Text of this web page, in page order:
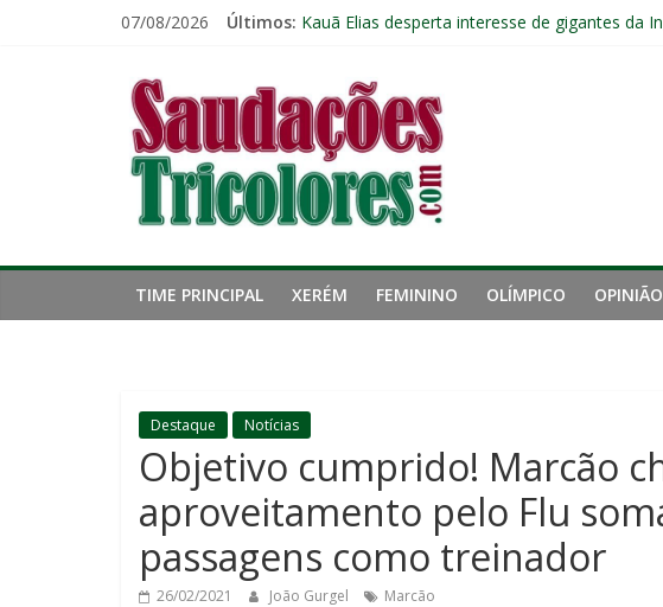
07/08/2026 Últimos: Kauã Elias desperta interesse de gigantes da
Público geral já pode garantir ingresso para
Fluminense renova contrato com Ruan Sales
Saudações
Tricolores
TIME PRINCIPAL XERÉM FEMININO OLÍMPICO OPINIÃO
Destaque Notícias
Objetivo cumprido! Marcão
aproveitamento pelo Flu
passagens como treinador
26/02/2021 João Gurgel Marcão